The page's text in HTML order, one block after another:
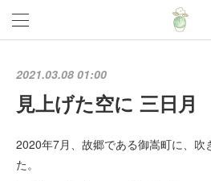
2021.03.08 01:00
見上げた空に 三日月
2020年7月、故郷である御嵩町に、吹
た。